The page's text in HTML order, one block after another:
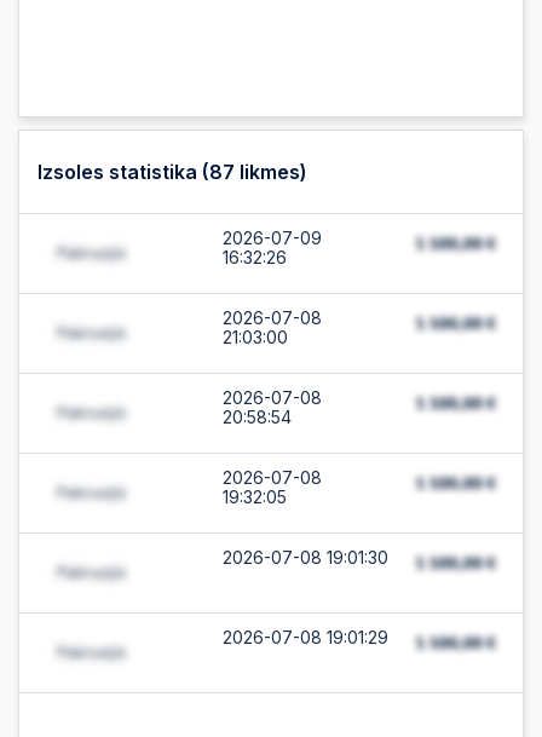
Izsoles statistika (87 likmes)
2026-07-09
16:32:26
2026-07-08
21:03:00
2026-07-08
20:58:54
2026-07-08
19:32:05
2026-07-08 19:01:30
2026-07-08 19:01:29